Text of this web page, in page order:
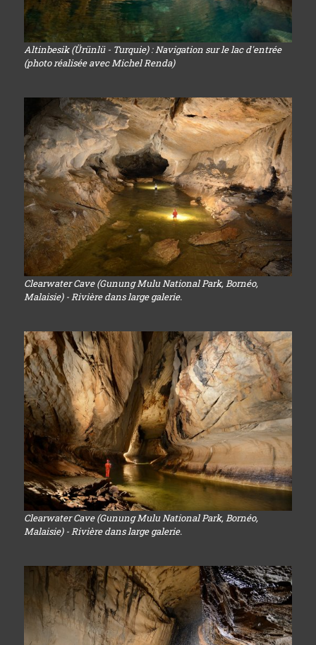
Altinbesik (Ürünlü - Turquie) : Navigation sur le lac d'entrée
(photo réalisée avec Michel Renda)
Clearwater Cave (Gunung Mulu National Park, Bornéo,
Malaisie) - Rivière dans large galerie.
Clearwater Cave (Gunung Mulu National Park, Bornéo,
Malaisie) - Rivière dans large galerie.